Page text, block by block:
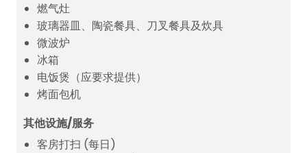
燃气灶
玻璃器皿、陶瓷餐具、刀叉餐具及炊具
微波炉
冰箱
电饭煲（应要求提供）
烤面包机
其他设施/服务
客房打扫 (每日)